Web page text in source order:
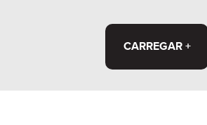
CARREGAR +